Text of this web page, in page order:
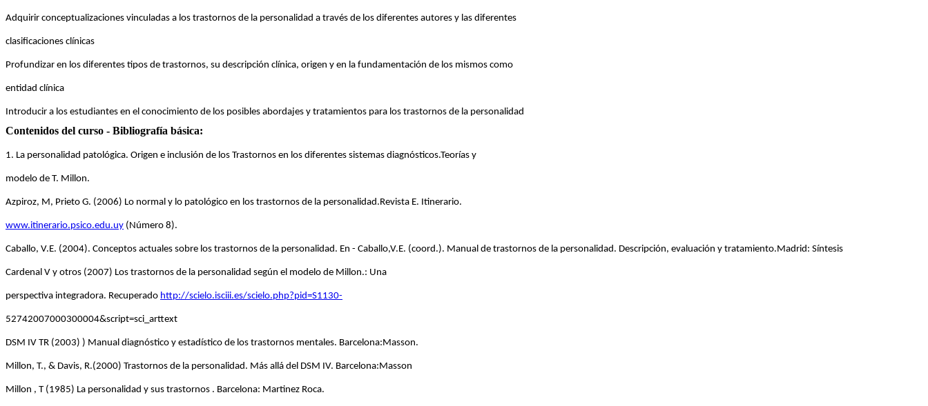
Adquirir conceptualizaciones vinculadas a los trastornos de la personalidad a través de los diferentes autores y las diferentes
clasificaciones clínicas
Profundizar en los diferentes tipos de trastornos, su descripción clínica, origen y en la fundamentación de los mismos como
entidad clínica
Introducir a los estudiantes en el conocimiento de los posibles abordajes y tratamientos para los trastornos de la personalidad
Contenidos del curso - Bibliografía básica:
1. La personalidad patológica. Origen e inclusión de los Trastornos en los diferentes sistemas diagnósticos.Teorías y
modelo de T. Millon.
Azpiroz, M, Prieto G. (2006) Lo normal y lo patológico en los trastornos de la personalidad.Revista E. Itinerario.
www.itinerario.psico.edu.uy (Número 8).
Caballo, V.E. (2004). Conceptos actuales sobre los trastornos de la personalidad. En - Caballo,V.E. (coord.). Manual de trastornos de la personalidad. Descripción, evaluación y tratamiento.Madrid: Síntesis
Cardenal V y otros (2007) Los trastornos de la personalidad según el modelo de Millon.: Una
perspectiva integradora. Recuperado http://scielo.isciii.es/scielo.php?pid=S1130-
52742007000300004&script=sci_arttext
DSM IV TR (2003) ) Manual diagnóstico y estadístico de los trastornos mentales. Barcelona:Masson.
Millon, T., & Davis, R.(2000) Trastornos de la personalidad. Más allá del DSM IV. Barcelona:Masson
Millon , T (1985) La personalidad y sus trastornos . Barcelona: Martinez Roca.